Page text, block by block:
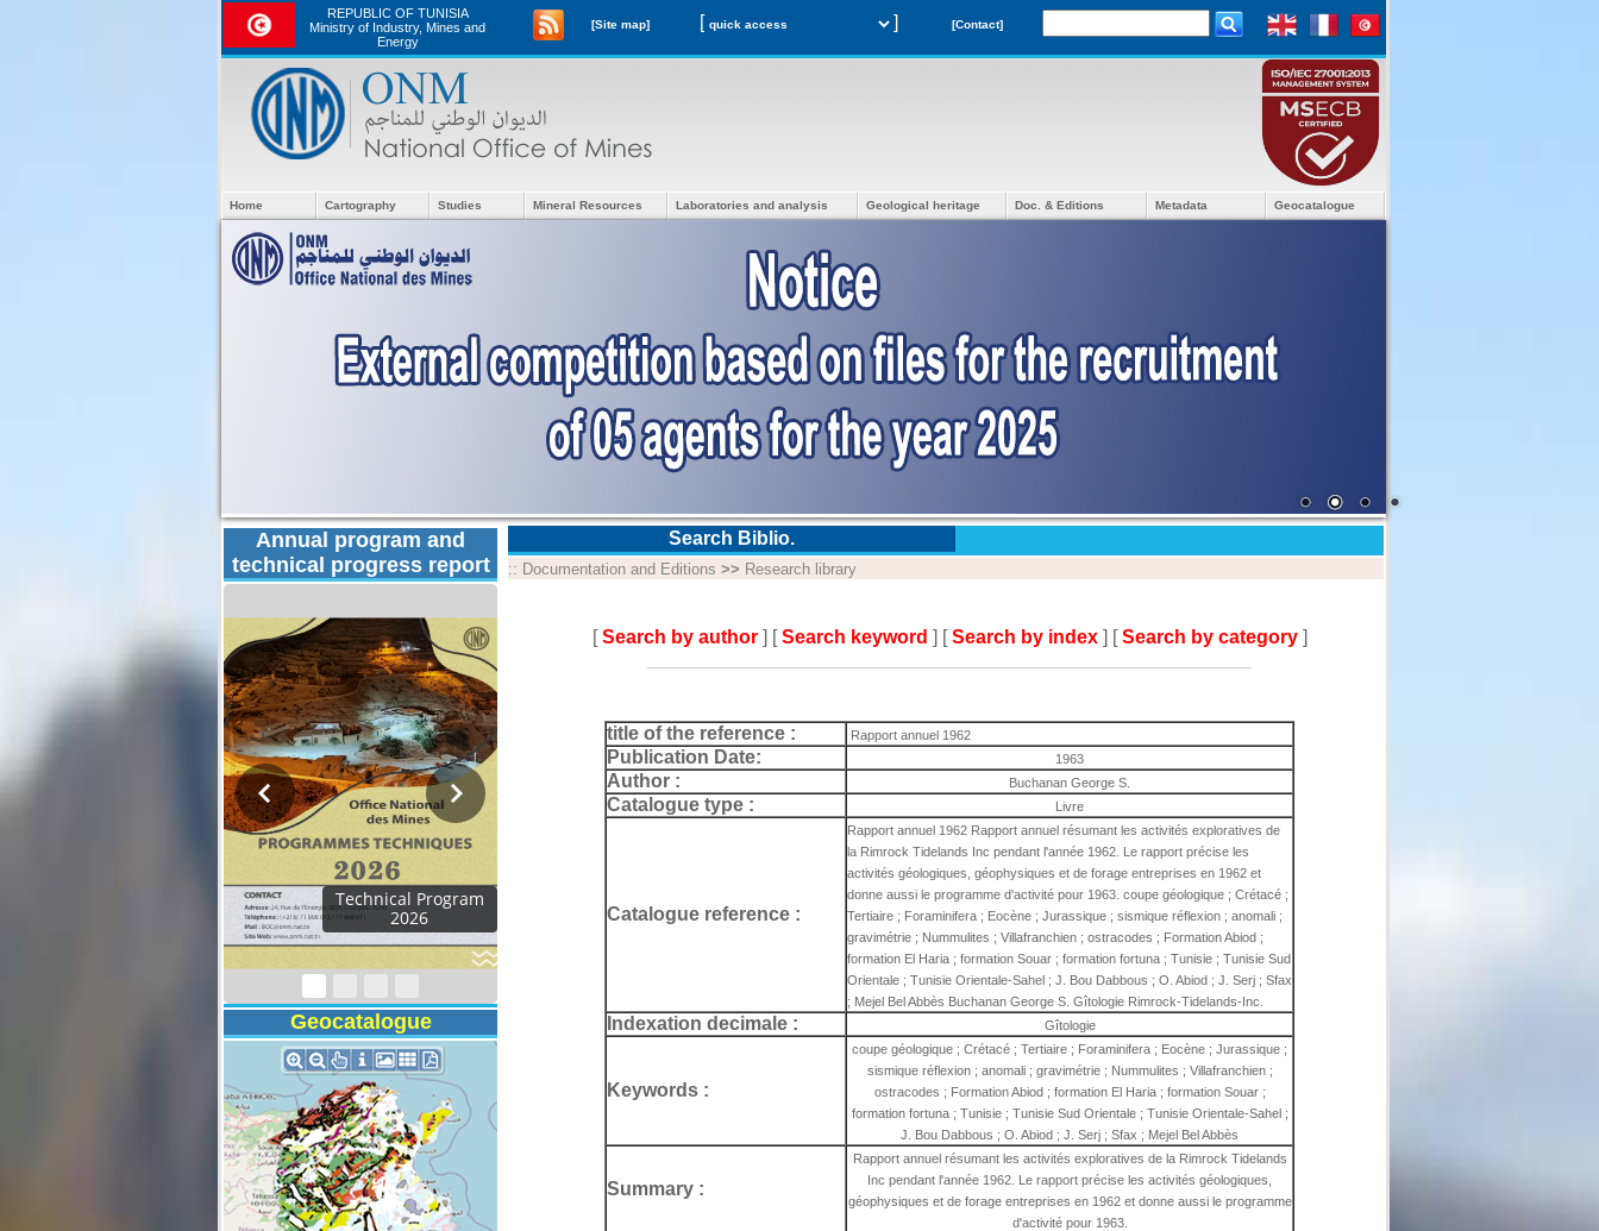
REPUBLIC OF TUNISIA
Ministry of Industry, Mines and
Energy
[Site map] [ ] [Contact]
Home Cartography Studies Mineral Resources Laboratories and analysis Geological heritage Doc. & Editions Metadata Geocatalogue
Annual program and
technical progress report
Technical Program
2026
Geocatalogue
Search Biblio.
:: Documentation and Editions >> Research library
[Search by author ] [Search keyword ] [Search by index ] [Search by category ]
title of the reference : Rapport annuel 1962
Publication Date: 1963
Author : Buchanan George S.
Catalogue type : Livre
Catalogue reference :
Rapport annuel 1962 Rapport annuel résumant les activités exploratives de
la Rimrock Tidelands Inc pendant l'année 1962. Le rapport précise les
activités géologiques, géophysiques et de forage entreprises en 1962 et
donne aussi le programme d'activité pour 1963. coupe géologique ; Crétacé ;
Tertiaire ; Foraminifera ; Eocène ; Jurassique ; sismique réflexion ; anomali ;
gravimétrie ; Nummulites ; Villafranchien ; ostracodes ; Formation Abiod ;
formation El Haria ; formation Souar ; formation fortuna ; Tunisie ; Tunisie Sud
Orientale ; Tunisie Orientale-Sahel ; J. Bou Dabbous ; O. Abiod ; J. Serj ; Sfax
; Mejel Bel Abbès Buchanan George S. Gîtologie Rimrock-Tidelands-Inc.
Indexation decimale : Gîtologie
Keywords :
coupe géologique ; Crétacé ; Tertiaire ; Foraminifera ; Eocène ; Jurassique ;
sismique réflexion ; anomali ; gravimétrie ; Nummulites ; Villafranchien ;
ostracodes ; Formation Abiod ; formation El Haria ; formation Souar ;
formation fortuna ; Tunisie ; Tunisie Sud Orientale ; Tunisie Orientale-Sahel ;
J. Bou Dabbous ; O. Abiod ; J. Serj ; Sfax ; Mejel Bel Abbès
Summary :
Rapport annuel résumant les activités exploratives de la Rimrock Tidelands
Inc pendant l'année 1962. Le rapport précise les activités géologiques,
géophysiques et de forage entreprises en 1962 et donne aussi le programme
d'activité pour 1963.